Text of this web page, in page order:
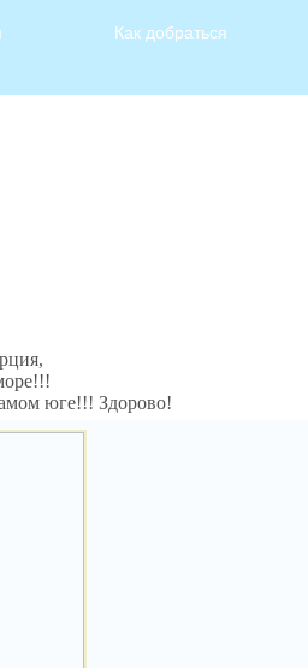
Как добраться
юге!!! Здорово!